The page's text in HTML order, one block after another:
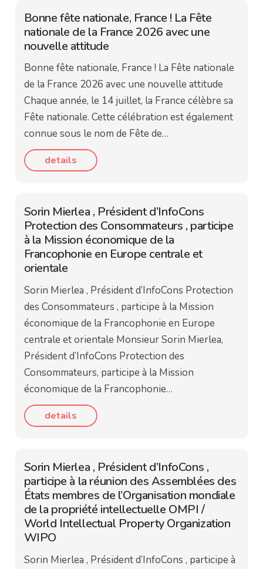
Bonne fête nationale, France ! La Fête
nationale de la France 2026 avec une
nouvelle attitude
Bonne fête nationale, France ! La Fête nationale
de la France 2026 avec une nouvelle attitude
Chaque année, le 14 juillet, la France célèbre sa
Fête nationale. Cette célébration est également
connue sous le nom de Fête de…
details
Sorin Mierlea , Président d’InfoCons
Protection des Consommateurs , participe
à la Mission économique de la
Francophonie en Europe centrale et
orientale
Sorin Mierlea , Président d’InfoCons Protection
des Consommateurs , participe à la Mission
économique de la Francophonie en Europe
centrale et orientale Monsieur Sorin Mierlea,
Président d’InfoCons Protection des
Consommateurs, participe à la Mission
économique de la Francophonie…
details
Sorin Mierlea , Président d’InfoCons ,
participe à la réunion des Assemblées des
États membres de l’Organisation mondiale
de la propriété intellectuelle OMPI /
World Intellectual Property Organization
WIPO
Sorin Mierlea , Président d’InfoCons , participe à